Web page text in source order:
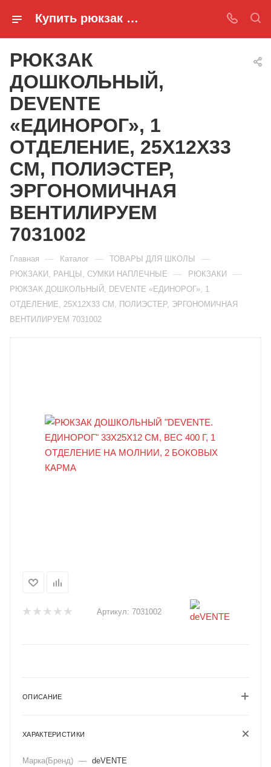
Купить рюкзак дошкольный, devente «единорог», 1 отделение, 25х12х33 см, полиэстер, эргономичная вентилируем 7031002 в Ростове-на-Дону
РЮКЗАК
ДОШКОЛЬНЫЙ,
DEVENTE
«ЕДИНОРОГ», 1
ОТДЕЛЕНИЕ, 25Х12Х33
СМ, ПОЛИЭСТЕР,
ЭРГОНОМИЧНАЯ
ВЕНТИЛИРУЕМ
7031002
Главная — Каталог — ТОВАРЫ ДЛЯ ШКОЛЫ —
РЮКЗАКИ, РАНЦЫ, СУМКИ НАПЛЕЧНЫЕ — РЮКЗАКИ —
РЮКЗАК ДОШКОЛЬНЫЙ, DEVENTE «ЕДИНОРОГ», 1
ОТДЕЛЕНИЕ, 25Х12Х33 СМ, ПОЛИЭСТЕР, ЭРГОНОМИЧНАЯ
ВЕНТИЛИРУЕМ 7031002
Артикул: 7031002
ОПИСАНИЕ
ХАРАКТЕРИСТИКИ
Марка(Бренд) — deVENTE